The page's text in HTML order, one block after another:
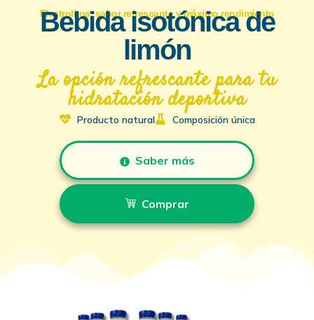
Electrolitos, sabor refrescante y máximo rendimiento
Bebida isotónica de
limón
La opción refrescante para tu
hidratación deportiva
Producto natural Composición única
Saber más
Comprar